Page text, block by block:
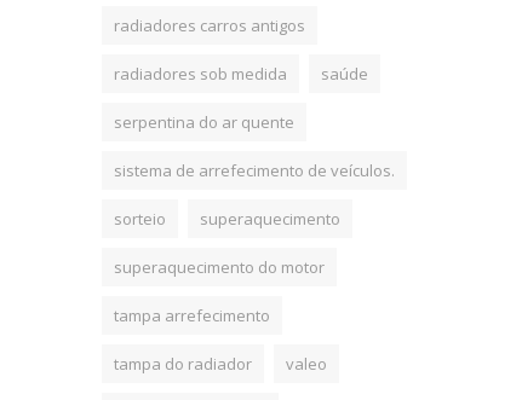
radiadores carros antigos
radiadores sob medida saúde
serpentina do ar quente
sistema de arrefecimento de veículos.
sorteio superaquecimento
superaquecimento do motor
tampa arrefecimento
tampa do radiador valeo